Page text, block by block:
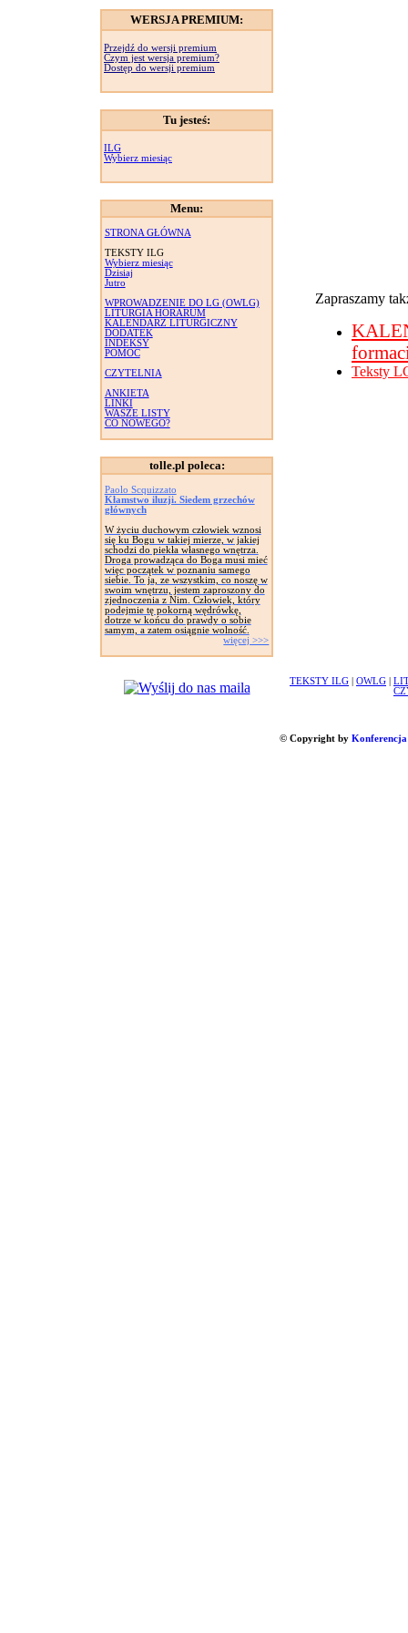
WERSJA PREMIUM:
Przejdź do wersji premium
Czym jest wersja premium?
Dostęp do wersji premium
Tu jesteś:
ILG
Wybierz miesiąc
Menu:
STRONA GŁÓWNA
TEKSTY ILG
Wybierz miesiąc
Dzisiaj
Jutro
WPROWADZENIE DO LG (OWLG)
LITURGIA HORARUM
KALENDARZ LITURGICZNY
DODATEK
INDEKSY
POMOC
CZYTELNIA
ANKIETA
LINKI
WASZE LISTY
CO NOWEGO?
tolle.pl poleca:
Paolo Scquizzato
Kłamstwo iluzji. Siedem grzechów
głównych
W życiu duchowym człowiek wznosi
się ku Bogu w takiej mierze, w jakiej
schodzi do piekła własnego wnętrza.
Droga prowadząca do Boga musi mieć
więc początek w poznaniu samego
siebie. To ja, ze wszystkim, co noszę w
swoim wnętrzu, jestem zaproszony do
zjednoczenia z Nim. Człowiek, który
podejmie tę pokorną wędrówkę,
dotrze w końcu do prawdy o sobie
samym, a zatem osiągnie wolność.
więcej >>>
Zapraszamy
Teksty
TEKSTY ILG OWLG
© Copyright by Konferencja